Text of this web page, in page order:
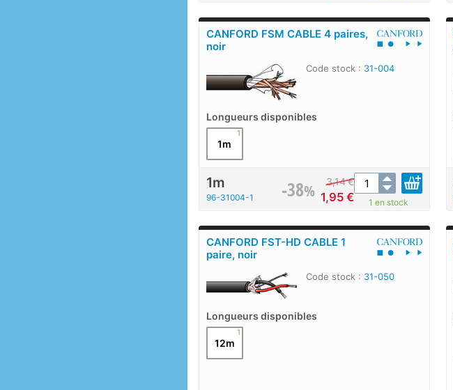
CANFORD FSM CABLE 4 paires,
noir
Code stock : 31-004
Longueurs disponibles
1
1m
1m
96-31004-1 -38% 3,14€
1,95 € 1 en stock
CANFORD FST-HD CABLE 1
paire, noir
Code stock : 31-050
Longueurs disponibles
1
12m